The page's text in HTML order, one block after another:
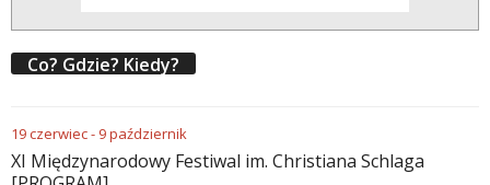
Co? Gdzie? Kiedy?
19czerwiec- 9październik
XI Międzynarodowy Festiwal im. Christiana Schlaga